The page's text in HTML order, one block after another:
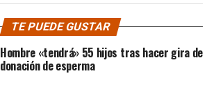
TE PUEDE GUSTAR
Hombre «tendrá» 55 hijos tras hacer gira de
donación de esperma